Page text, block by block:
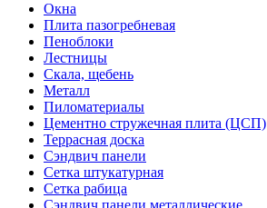
Окна
Плита пазогребневая
Пеноблоки
Лестницы
Скала, щебень
Металл
Пиломатериалы
Цементно стружечная плита (ЦСП)
Террасная доска
Сэндвич панели
Сетка штукатурная
Сетка рабица